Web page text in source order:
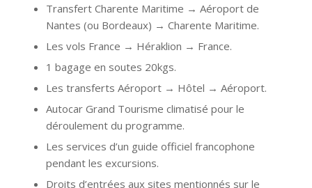
Transfert Charente Maritime → Aéroport de
Nantes (ou Bordeaux) → Charente Maritime.
Les vols France → Héraklion → France.
1 bagage en soutes 20kgs.
Les transferts Aéroport → Hôtel → Aéroport.
Autocar Grand Tourisme climatisé pour le
déroulement du programme.
Les services d’un guide officiel francophone
pendant les excursions.
Droits d’entrées aux sites mentionnés sur le